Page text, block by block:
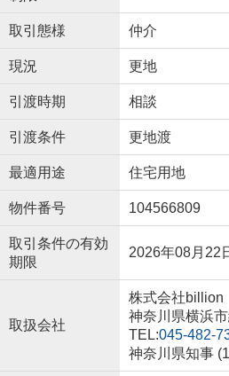
取引態様 仲介
現況 更地
引渡時期 相談
引渡条件 更地渡
最適用途 住宅用地
物件番号 104566809
取引条件の有効
期限
2026年08月22
取扱会社
株式会社billion
神奈川県横浜
TEL:045-482-
神奈川県知事